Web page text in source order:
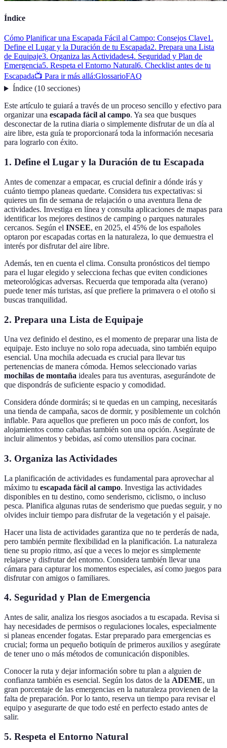
Índice
Cómo Planificar una Escapada Fácil al Campo: Consejos Clave1.
Define el Lugar y la Duración de tu Escapada2. Prepara una Lista
de Equipaje3. Organiza las Actividades4. Seguridad y Plan de
Emergencia5. Respeta el Entorno Natural6. Checklist antes de tu
Escapada📺 Para ir más allá:GlossarioFAQ
Índice(10 secciones)
Este artículo te guiará a través de un proceso sencillo y efectivo para
organizar una escapada fácil al campo. Ya sea que busques
desconectar de la rutina diaria o simplemente disfrutar de un día al
aire libre, esta guía te proporcionará toda la información necesaria
para lograrlo con éxito.
1. Define el Lugar y la Duración de tu Escapada
Antes de comenzar a empacar, es crucial definir a dónde irás y
cuánto tiempo planeas quedarte. Considera tus expectativas: si
quieres un fin de semana de relajación o una aventura llena de
actividades. Investiga en línea y consulta aplicaciones de mapas para
identificar los mejores destinos de camping o parques naturales
cercanos. Según el INSEE, en 2025, el 45% de los españoles
optaron por escapadas cortas en la naturaleza, lo que demuestra el
interés por disfrutar del aire libre.
Además, ten en cuenta el clima. Consulta pronósticos del tiempo
para el lugar elegido y selecciona fechas que eviten condiciones
meteorológicas adversas. Recuerda que temporada alta (verano)
puede tener más turistas, así que prefiere la primavera o el otoño si
buscas tranquilidad.
2. Prepara una Lista de Equipaje
Una vez definido el destino, es el momento de preparar una lista de
equipaje. Esto incluye no solo ropa adecuada, sino también equipo
esencial. Una mochila adecuada es crucial para llevar tus
pertenencias de manera cómoda. Hemos seleccionado varias
mochilas de montaña ideales para tus aventuras, asegurándote de
que dispondrás de suficiente espacio y comodidad.
Considera dónde dormirás; si te quedas en un camping, necesitarás
una tienda de campaña, sacos de dormir, y posiblemente un colchón
inflable. Para aquellos que prefieren un poco más de confort, los
alojamientos como cabañas también son una opción. Asegúrate de
incluir alimentos y bebidas, así como utensilios para cocinar.
3. Organiza las Actividades
La planificación de actividades es fundamental para aprovechar al
máximo tu escapada fácil al campo. Investiga las actividades
disponibles en tu destino, como senderismo, ciclismo, o incluso
pesca. Planifica algunas rutas de senderismo que puedas seguir, y no
olvides incluir tiempo para disfrutar de la vegetación y el paisaje.
Hacer una lista de actividades garantiza que no te perderás de nada,
pero también permite flexibilidad en la planificación. La naturaleza
tiene su propio ritmo, así que a veces lo mejor es simplemente
relajarse y disfrutar del entorno. Considera también llevar una
cámara para capturar los momentos especiales, así como juegos para
disfrutar con amigos o familiares.
4. Seguridad y Plan de Emergencia
Antes de salir, analiza los riesgos asociados a tu escapada. Revisa si
hay necesidades de permisos o regulaciones locales, especialmente
si planeas encender fogatas. Estar preparado para emergencias es
crucial; forma un pequeño botiquín de primeros auxilios y asegúrate
de tener uno o más métodos de comunicación disponibles.
Conocer la ruta y dejar información sobre tu plan a alguien de
confianza también es esencial. Según los datos de la ADEME, un
gran porcentaje de las emergencias en la naturaleza provienen de la
falta de preparación. Por lo tanto, reserva un tiempo para revisar el
equipo y asegurarte de que todo esté en perfecto estado antes de
salir.
5. Respeta el Entorno Natural